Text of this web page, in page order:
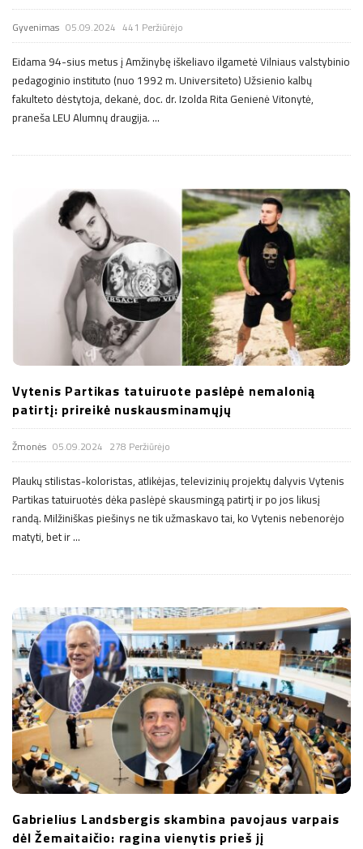
Gyvenimas 05.09.2024 441 Peržiūrėjo
Eidama 94-sius metus į Amžinybę iškeliavo ilgametė Vilniaus valstybinio
pedagoginio instituto (nuo 1992 m. Universiteto) Užsienio kalbų
fakulteto dėstytoja, dekanė, doc. dr. Izolda Rita Genienė Vitonytė,
praneša LEU Alumnų draugija. …
Vytenis Partikas tatuiruote paslėpė nemalonią
patirtį: prireikė nuskausminamųjų
Žmonės 05.09.2024 278 Peržiūrėjo
Plaukų stilistas-koloristas, atlikėjas, televizinių projektų dalyvis Vytenis
Partikas tatuiruotės dėka paslėpė skausmingą patirtį ir po jos likusį
randą. Milžiniškas piešinys ne tik užmaskavo tai, ko Vytenis nebenorėjo
matyti, bet ir…
Gabrielius Landsbergis skambina pavojaus varpais
dėl Žemaitaičio: ragina vienytis prieš jį